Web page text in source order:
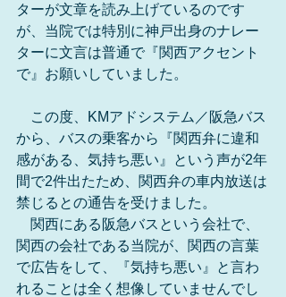
ターが文章を読み上げているのです
が、当院では特別に神戸出身のナレー
ターに文言は普通で『関西アクセント
で』お願いしていました。
この度、KMアドシステム／阪急バス
から、バスの乗客から『関西弁に違和
感がある、気持ち悪い』という声が2年
間で2件出たため、関西弁の車内放送は
禁じるとの通告を受けました。
関西にある阪急バスという会社で、
関西の会社である当院が、関西の言葉
で広告をして、『気持ち悪い』と言わ
れることは全く想像していませんでし